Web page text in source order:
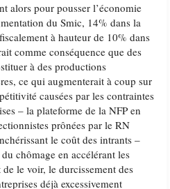
alors pour pousser l’économie
du Smic, 14% dans la
à hauteur de 10% dans
comme conséquence que des
à des productions
ce qui augmenterait à coup sur
causées par les contraintes
– la plateforme de la NFP en
prônées par le RN
le coût des intrants –
chômage en accélérant les
le voir, le durcissement des
déjà excessivement